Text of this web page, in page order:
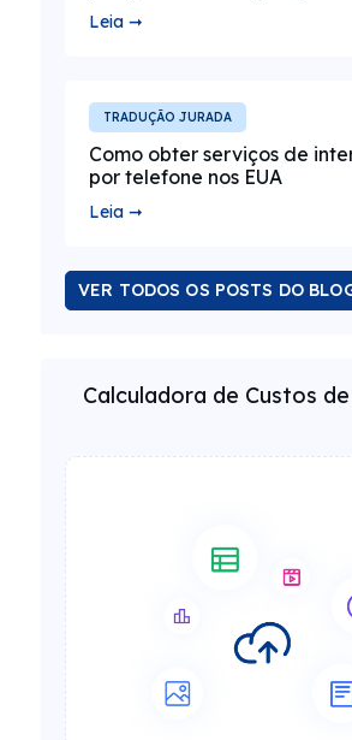
Leia ➞
TRADUÇÃO JURADA
Como obter serviços de
por telefone nos EUA
Leia ➞
VER TODOS OS POSTS DO
Calculadora de Custos